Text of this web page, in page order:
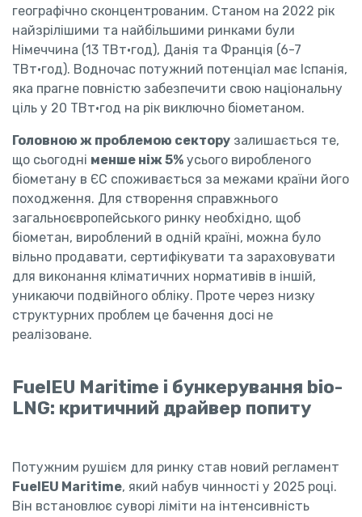
географічно сконцентрованим. Станом на 2022 рік
найзрілішими та найбільшими ринками були
Німеччина (13 ТВт·год), Данія та Франція (6-7
ТВт·год). Водночас потужний потенціал має Іспанія,
яка прагне повністю забезпечити свою національну
ціль у 20 ТВт·год на рік виключно біометаном.
Головною ж проблемою сектору залишається те,
що сьогодні менше ніж 5% усього виробленого
біометану в ЄС споживається за межами країни його
походження. Для створення справжнього
загальноєвропейського ринку необхідно, щоб
біометан, вироблений в одній країні, можна було
вільно продавати, сертифікувати та зараховувати
для виконання кліматичних нормативів в іншій,
уникаючи подвійного обліку. Проте через низку
структурних проблем це бачення досі не
реалізоване.
FuelEU Maritime і бункерування bio-
LNG: критичний драйвер попиту
Потужним рушієм для ринку став новий регламент
FuelEU Maritime, який набув чинності у 2025 році.
Він встановлює суворі ліміти на інтенсивність